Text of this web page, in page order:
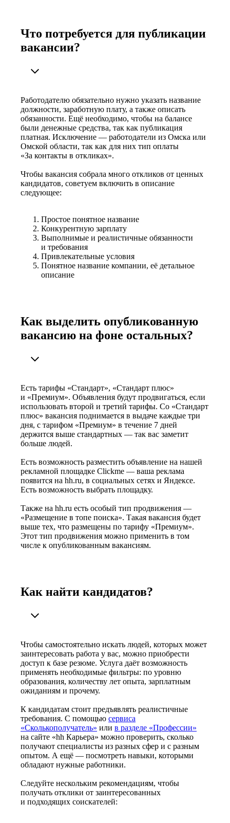
Что потребуется для публикации
вакансии?
Работодателю обязательно нужно указать название
должности, заработную плату, а также описать
обязанности. Ещё необходимо, чтобы на балансе
были денежные средства, так как публикация
платная. Исключение — работодатели из Омска или
Омской области, так как для них тип оплаты
«За контакты в откликах».
Чтобы вакансия собрала много откликов от ценных
кандидатов, советуем включить в описание
следующее:
Простое понятное название
Конкурентную зарплату
Выполнимые и реалистичные обязанности
и требования
Привлекательные условия
Понятное название компании, её детальное
описание
Как выделить опубликованную
вакансию на фоне остальных?
Есть тарифы «Стандарт», «Стандарт плюс»
и «Премиум». Объявления будут продвигаться, если
использовать второй и третий тарифы. Со «Стандарт
плюс» вакансия поднимается в выдаче каждые три
дня, с тарифом «Премиум» в течение 7 дней
держится выше стандартных — так вас заметит
больше людей.
Есть возможность разместить объявление на нашей
рекламной площадке Clickme — ваша реклама
появится на hh.ru, в социальных сетях и Яндексе.
Есть возможность выбрать площадку.
Также на hh.ru есть особый тип продвижения —
«Размещение в топе поиска». Такая вакансия будет
выше тех, что размещены по тарифу «Премиум».
Этот тип продвижения можно применить в том
числе к опубликованным вакансиям.
Как найти кандидатов?
Чтобы самостоятельно искать людей, которых может
заинтересовать работа у вас, можно приобрести
доступ к базе резюме. Услуга даёт возможность
применять необходимые фильтры: по уровню
образования, количеству лет опыта, зарплатным
ожиданиям и прочему.
К кандидатам стоит предъявлять реалистичные
требования. С помощью сервиса
«Сколькополучатель» или в разделе «Профессии»
на сайте «hh Карьера» можно проверить, сколько
получают специалисты из разных сфер и с разным
опытом. А ещё — посмотреть навыки, которыми
обладают нужные работники.
Следуйте нескольким рекомендациям, чтобы
получать отклики от заинтересованных
и подходящих соискателей: